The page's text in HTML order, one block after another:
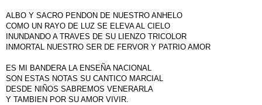
ALBO Y SACRO PENDON DE NUESTRO ANHELO
COMO UN RAYO DE LUZ SE ELEVA AL CIELO
INUNDANDO A TRAVES DE SU LIENZO TRICOLOR
INMORTAL NUESTRO SER DE FERVOR Y PATRIO AMOR
ES MI BANDERA LA ENSEÑA NACIONAL
SON ESTAS NOTAS SU CANTICO MARCIAL
DESDE NIÑOS SABREMOS VENERARLA
Y TAMBIEN POR SU AMOR VIVIR.